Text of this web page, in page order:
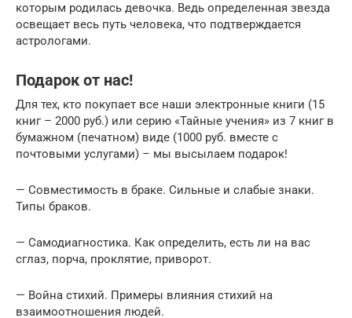
которым родилась девочка. Ведь определенная звезда
освещает весь путь человека, что подтверждается
астрологами.
Подарок от нас!
Для тех, кто покупает все наши электронные книги (15
книг – 2000 руб.) или серию «Тайные учения» из 7 книг в
бумажном (печатном) виде (1000 руб. вместе с
почтовыми услугами) – мы высылаем подарок!
— Совместимость в браке. Сильные и слабые знаки.
Типы браков.
— Самодиагностика. Как определить, есть ли на вас
сглаз, порча, проклятие, приворот.
— Война стихий. Примеры влияния стихий на
взаимоотношения людей.